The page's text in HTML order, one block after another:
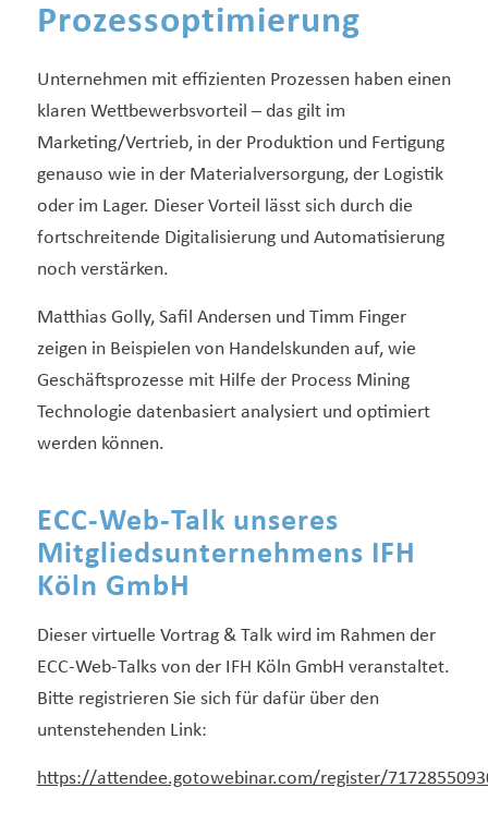
Prozessoptimierung
Unternehmen mit effizienten Prozessen haben einen
klaren Wettbewerbsvorteil – das gilt im
Marketing/Vertrieb, in der Produktion und Fertigung
genauso wie in der Materialversorgung, der Logistik
oder im Lager. Dieser Vorteil lässt sich durch die
fortschreitende Digitalisierung und Automatisierung
noch verstärken.
Matthias Golly, Safil Andersen und Timm Finger
zeigen in Beispielen von Handelskunden auf, wie
Geschäftsprozesse mit Hilfe der Process Mining
Technologie datenbasiert analysiert und optimiert
werden können.
ECC-Web-Talk unseres
Mitgliedsunternehmens IFH
Köln GmbH
Dieser virtuelle Vortrag & Talk wird im Rahmen der
ECC-Web-Talks von der IFH Köln GmbH veranstaltet.
Bitte registrieren Sie sich für dafür über den
untenstehenden Link:
https://attendee.gotowebinar.com/register/